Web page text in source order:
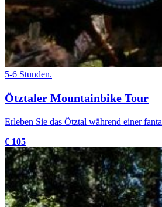
5-6 Stunden.
Ötztaler Mountainbike Tour
Erleben Sie das Ötztal während einer
€ 105